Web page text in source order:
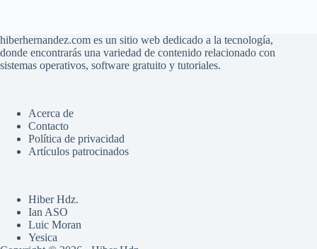
hiberhernandez.com es un sitio web dedicado a la tecnología,
donde encontrarás una variedad de contenido relacionado con
sistemas operativos, software gratuito y tutoriales.
Acerca de
Contacto
Política de privacidad
Artículos patrocinados
Hiber Hdz.
Ian ASO
Luic Moran
Yesica